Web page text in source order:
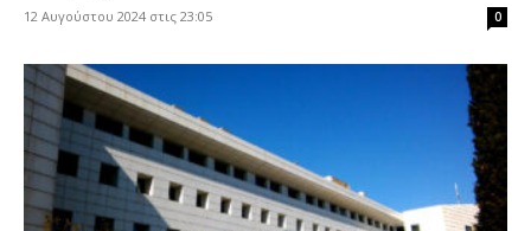
12 Αυγούστου 2024 στις 23:05 0